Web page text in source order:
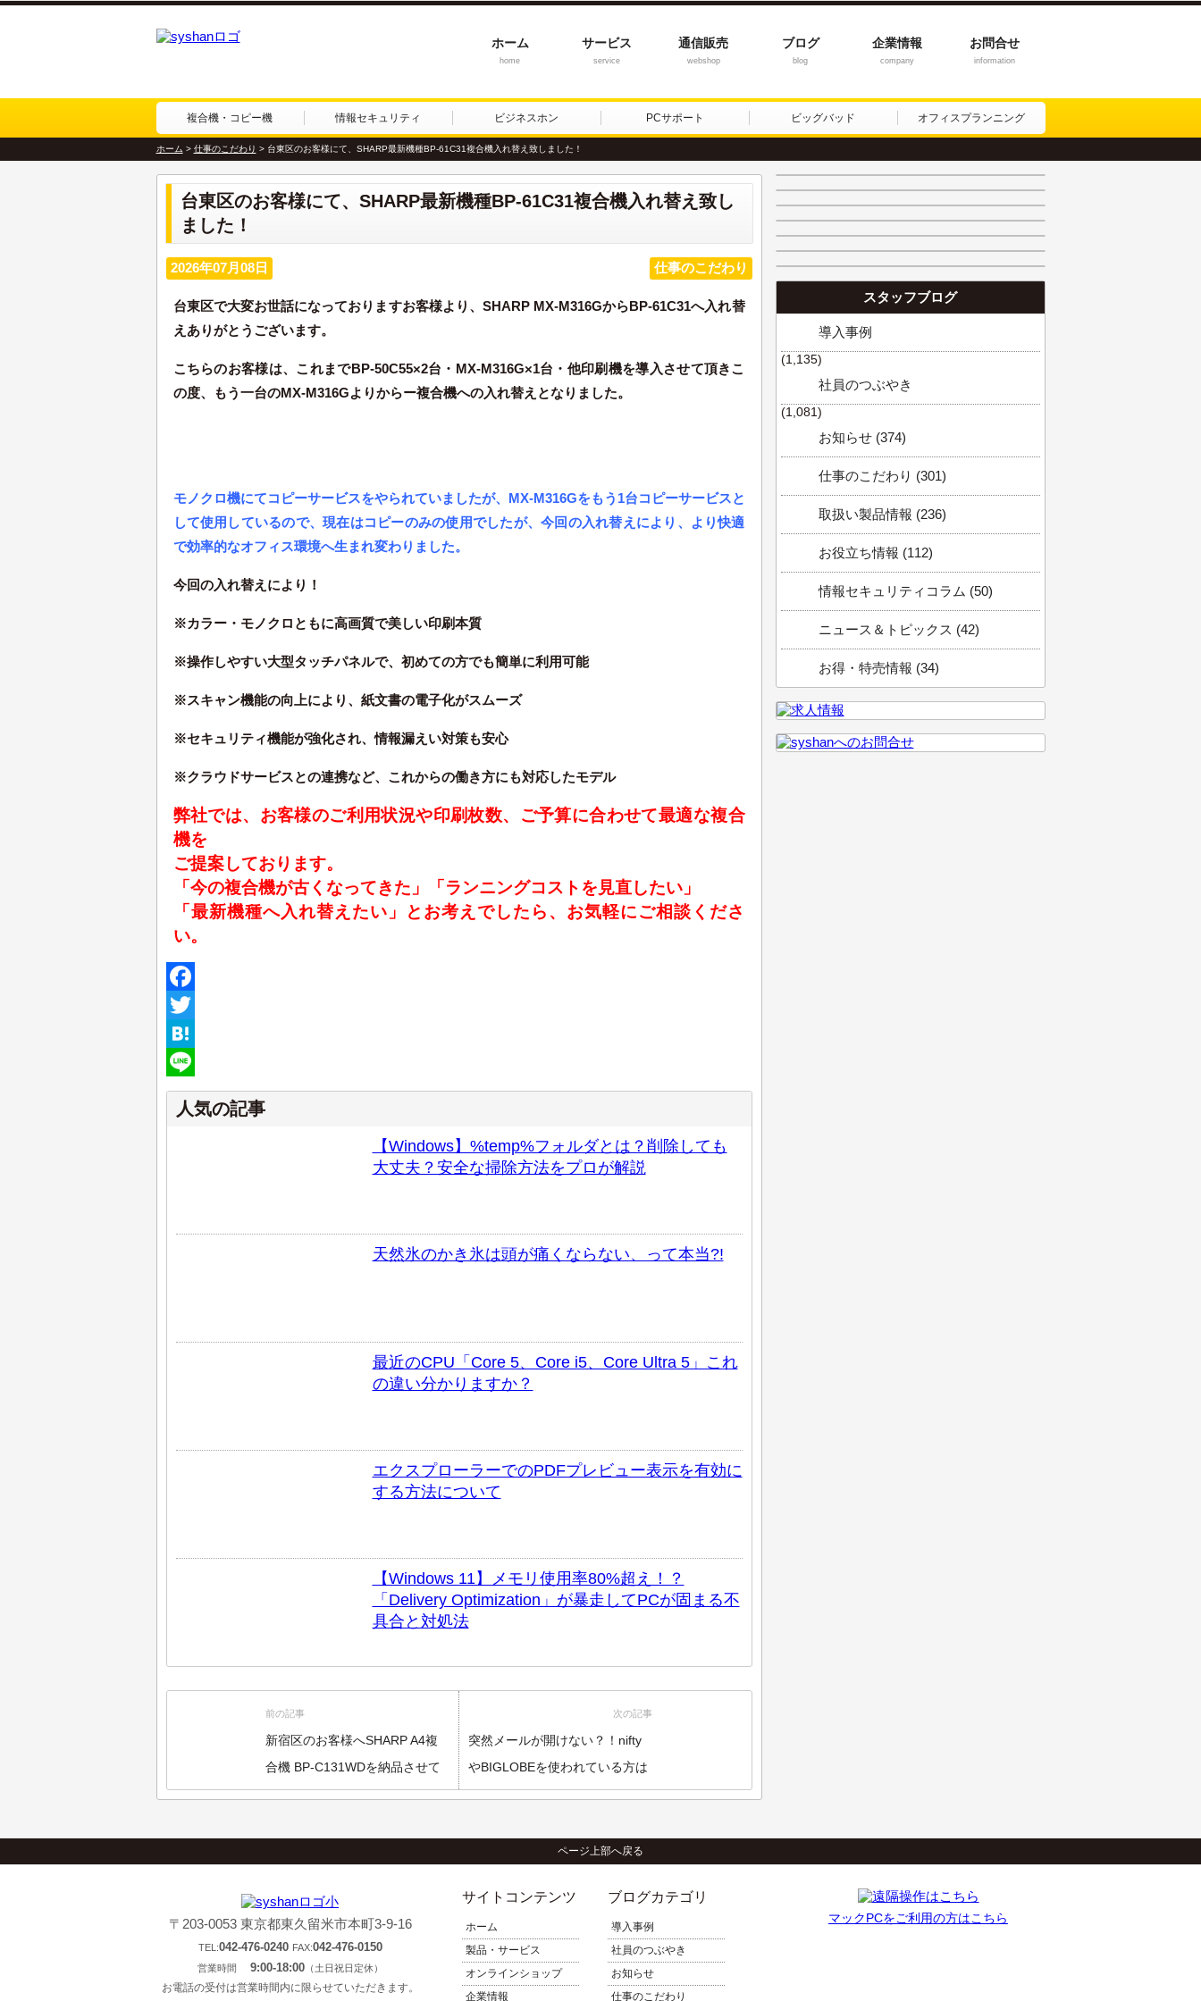
ホーム
home
サービス
service
通信販売
webshop
ブログ
blog
企業情報
company
お問合せ
information
複合機・コピー機 情報セキュリティ ビジネスホン PCサポート ビッグバッド オフィスプランニング
ホーム > 仕事のこだわり > 台東区のお客様にて、SHARP最新機種BP-61C31複合機入れ替え致しました！
台東区のお客様にて、SHARP最新機種BP-61C31複合機入れ替え致し
ました！
2026年07月08日 仕事のこだわり
台東区で大変お世話になっておりますお客様より、SHARP MX-M316GからBP-61C31へ入れ替
えありがとうございます。
こちらのお客様は、これまでBP-50C55×2台・MX-M316G×1台・他印刷機を導入させて頂きこ
の度、もう一台のMX-M316Gよりからー複合機への入れ替えとなりました。
モノクロ機にてコピーサービスをやられていましたが、MX-M316Gをもう1台コピーサービスと
して使用しているので、現在はコピーのみの使用でしたが、今回の入れ替えにより、より快適
で効率的なオフィス環境へ生まれ変わりました。
今回の入れ替えにより！
※カラー・モノクロともに高画質で美しい印刷本質
※操作しやすい大型タッチパネルで、初めての方でも簡単に利用可能
※スキャン機能の向上により、紙文書の電子化がスムーズ
※セキュリティ機能が強化され、情報漏えい対策も安心
※クラウドサービスとの連携など、これからの働き方にも対応したモデル
弊社では、お客様のご利用状況や印刷枚数、ご予算に合わせて最適な複合
機を
ご提案しております。
「今の複合機が古くなってきた」「ランニングコストを見直したい」
「最新機種へ入れ替えたい」とお考えでしたら、お気軽にご相談くださ
い。
Facebook
Twitter
Hatena
Line
人気の記事
【Windows】%temp%フォルダとは？削除しても
大丈夫？安全な掃除方法をプロが解説
天然氷のかき氷は頭が痛くならない、って本当?!
最近のCPU「Core 5、Core i5、Core Ultra 5」これ
の違い分かりますか？
エクスプローラーでのPDFプレビュー表示を有効に
する方法について
【Windows 11】メモリ使用率80%超え！？
「Delivery Optimization」が暴走してPCが固まる不
具合と対処法
前の記事
新宿区のお客様へSHARP A4複
合機 BP-C131WDを納品させて
頂きました！
次の記事
突然メールが開けない？！nifty
やBIGLOBEを使われている方は
要注意！
スタッフブログ
導入事例
(1,135)
社員のつぶやき
(1,081)
お知らせ (374)
仕事のこだわり (301)
取扱い製品情報 (236)
お役立ち情報 (112)
情報セキュリティコラム (50)
ニュース＆トピックス (42)
お得・特売情報 (34)
ページ上部へ戻る
〒203-0053 東京都東久留米市本町3-9-16
TEL:042-476-0240 FAX:042-476-0150
営業時間 9:00-18:00（土日祝日定休）
お電話の受付は営業時間内に限らせていただきます。
サイトコンテンツ
ホーム
製品・サービス
オンラインショップ
企業情報
ブログカテゴリ
導入事例
社員のつぶやき
お知らせ
仕事のこだわり
マックPCをご利用の方はこちら